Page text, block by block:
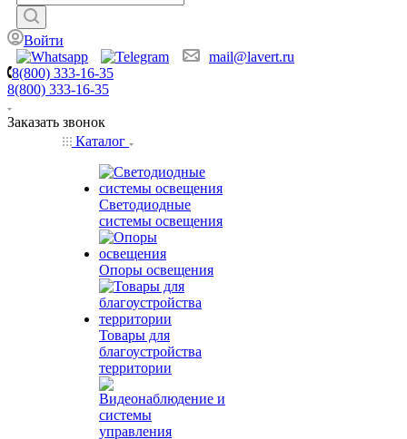
Войти
mail@lavert.ru
8(800) 333-16-35
8(800) 333-16-35
Заказать звонок
Каталог
Светодиодные
системы освещения
Опоры освещения
Товары для
благоустройства
территории